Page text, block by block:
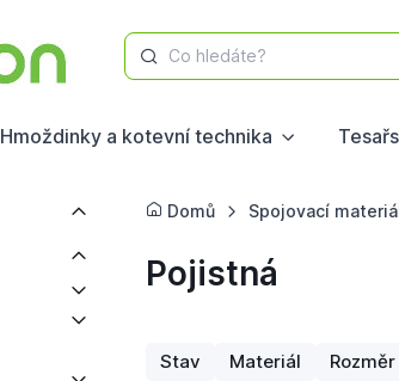
Co hledáte?
Hmoždinky a kotevní technika
Domů Spojovací
Pojistná
Stav Materiál Rozměr